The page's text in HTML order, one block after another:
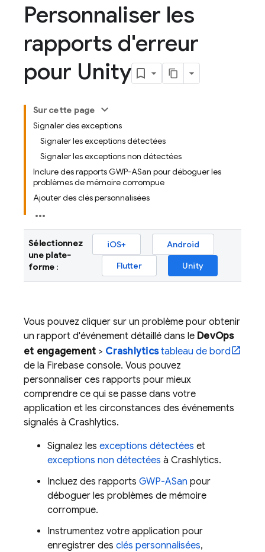
Personnaliser les
rapports d'erreur
pour Unity
Sur cette page
Signaler des exceptions
Signaler les exceptions détectées
Signaler les exceptions non détectées
Inclure des rapports GWP-ASan pour déboguer les
problèmes de mémoire corrompue
Ajouter des clés personnalisées
Sélectionnez
une plate-
forme :
iOS+
Android
Flutter
Unity
Vous pouvez cliquer sur un problème pour obtenir
un rapport d'événement détaillé dans le DevOps
et engagement > Crashlyticstableau de bord
de la Firebase console. Vous pouvez
personnaliser ces rapports pour mieux
comprendre ce qui se passe dans votre
application et les circonstances des événements
signalés à Crashlytics.
Signalez les exceptions détectées et
exceptions non détectées à Crashlytics.
Incluez des rapports GWP-ASan pour
déboguer les problèmes de mémoire
corrompue.
Instrumentez votre application pour
enregistrer des clés personnalisées,